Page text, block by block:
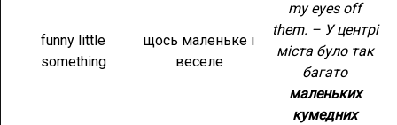
funny little
something
щось маленьке і
веселе
my eyes off
them. – У центрі
міста було так
багато
маленьких
кумедних